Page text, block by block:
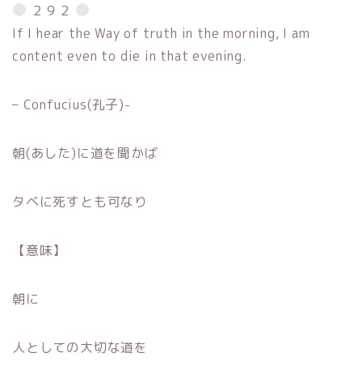
２９２
If I hear the Way of truth in the morning, I am
content even to die in that evening.
– Confucius(孔子)-
朝(あした)に道を聞かば
タベに死すとも可なり
【意味】
朝に
人としての大切な道を